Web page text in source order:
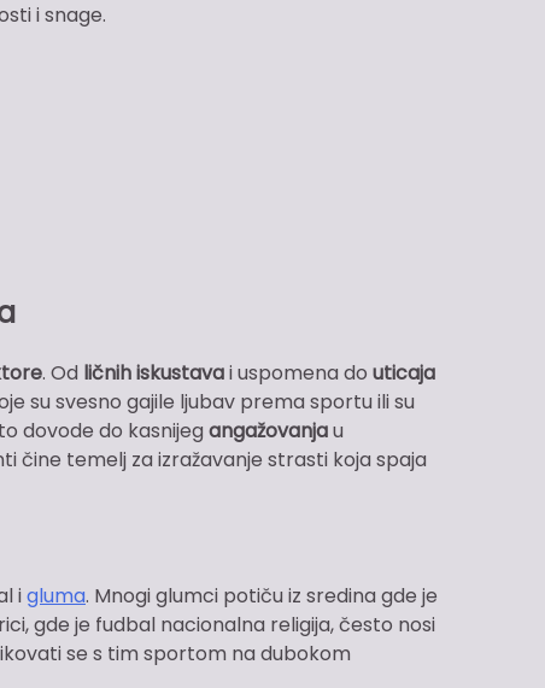
i snage.
. Od ličnih iskustavai uspomena do uticaja
su svesno gajile ljubav prema sportu ili su
dovode do kasnijeg angažovanjau
čine temelj za izražavanje strasti koja spaja
igluma. Mnogi glumci potiču iz sredina gde je
gde je fudbal nacionalna religija, često nosi
se s tim sportom na dubokom